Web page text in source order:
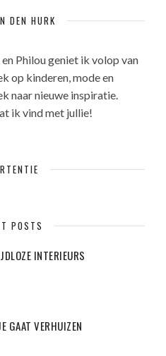
DEN HURK
Philou geniet ik volop van
op kinderen, mode en
naar nieuwe inspiratie.
ik vind met jullie!
POSTS
INTERIEURS
GAAT VERHUIZEN